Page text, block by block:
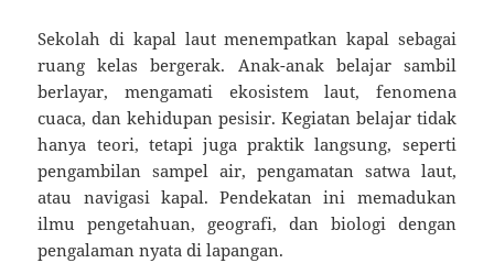
Sekolah di kapal laut menempatkan kapal sebagai
ruang kelas bergerak. Anak-anak belajar sambil
berlayar, mengamati ekosistem laut, fenomena
cuaca, dan kehidupan pesisir. Kegiatan belajar tidak
hanya teori, tetapi juga praktik langsung, seperti
pengambilan sampel air, pengamatan satwa laut,
atau navigasi kapal. Pendekatan ini memadukan
ilmu pengetahuan, geografi, dan biologi dengan
pengalaman nyata di lapangan.